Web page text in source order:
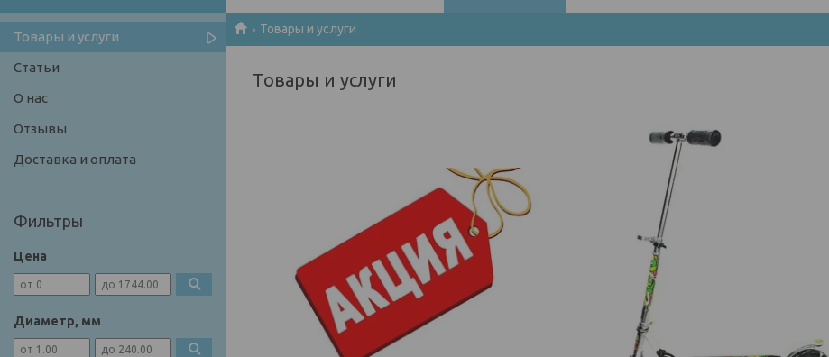
Товары и услуги
Товары и услуги
Товары и услуги
Статьи
О нас
Отзывы
Доставка и оплата
Фильтры
Цена
Диаметр, мм